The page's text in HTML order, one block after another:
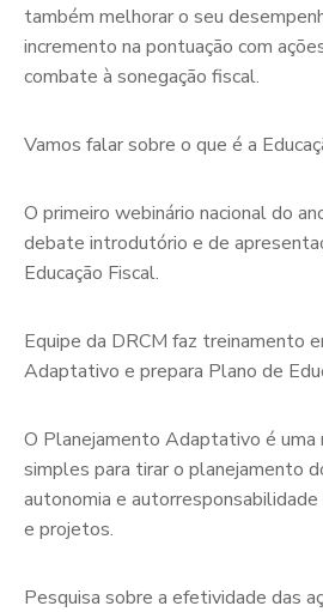
também melhorar o seu
incremento na pontuação com
combate à sonegação fiscal.
Vamos falar sobre o que é a
O primeiro webinário nacional do
debate introdutório e de
Educação Fiscal.
Equipe da DRCM faz treinamento
Adaptativo e prepara Plano de
O Planejamento Adaptativo é
simples para tirar o planejamento
autonomia e
e projetos.
Pesquisa sobre a efetividade das